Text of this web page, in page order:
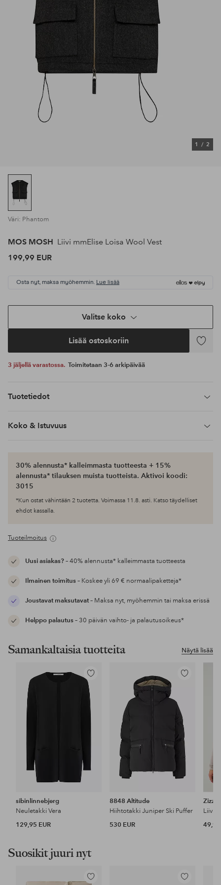
1 / 2
Väri: Phantom
MOS MOSH Liivi mmElise Loisa Wool Vest
199,99 EUR
Osta nyt, maksa myöhemmin. Lue lisää
Valitse koko
Lisää ostoskoriin
Lisää
3 jäljellä varastossa. Toimitetaan 3-6 arkipäivää
Tuotetiedot
Koko & Istuvuus
30% alennusta* kalleimmasta tuotteesta + 15%
alennusta* tilauksen muista tuotteista. Aktivoi koodi:
3015
*Kun ostat vähintään 2 tuotetta. Voimassa 11.8. asti. Katso täydelliset
ehdot kassalla.
Tuoteilmoitus
Uusi asiakas?– 40% alennusta* kalleimmasta tuotteesta
Ilmainen toimitus– Koskee yli 69 € normaalipaketteja*
Joustavat maksutavat– Maksa nyt, myöhemmin tai maksa erissä
Helppo palautus– 30 päivän vaihto- ja palautusoikeus*
Näytä lisää
Samankaltaisia tuotteita
Lisää
suosikkeihin
sibinlinnebjerg
Neuletakki Vera
129,95 EUR
Lisää
8848 Altitude
Hiihtotakki Juniper Ski Puffer
530 EUR
Zizzi
Liivi
49,99
Suosikit juuri nyt
Lisää Lisää